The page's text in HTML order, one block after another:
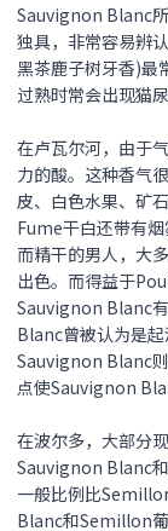
Sauvignon Blanc
独具，非常容易辨
黑茶鹿子树牙香)最
过熟时常会出现猫尿
在卢瓦尔河，由于
力的酸。这种香气
皮、白色水果、矿
Fume干白还带有
而精干的男人，大
出色。而得益于
Sauvignon Blanc
Blanc曾被认为是起
Sauvignon Blanc
点使Sauvignon
在波尔多，大部分
Sauvignon Blanc
一般比例比
Blanc和Semillon